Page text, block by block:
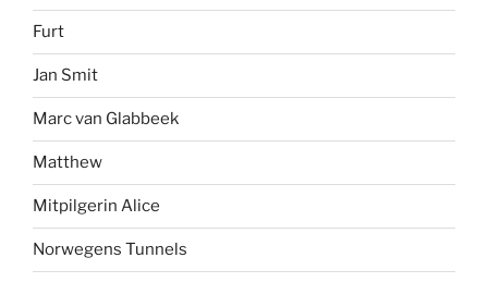
Furt
Jan Smit
Marc van Glabbeek
Matthew
Mitpilgerin Alice
Norwegens Tunnels